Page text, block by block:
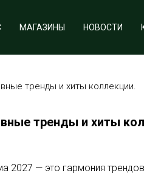
МАГАЗИНЫ НОВОСТИ
тренды и хиты коллекции.
тренды и хиты
2027 — это гармония